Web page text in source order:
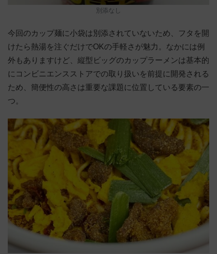
別添なし
今回のカップ麺に小袋は別添されていないため、フタを開
けたら熱湯を注ぐだけでOKの手軽さが魅力。なかには例
外もありますけど、縦型ビッグのカップラーメンは基本的
にコンビニエンスストアでの取り扱いを前提に開発される
ため、簡便性の高さは重要な課題に位置している要素の一
つ。